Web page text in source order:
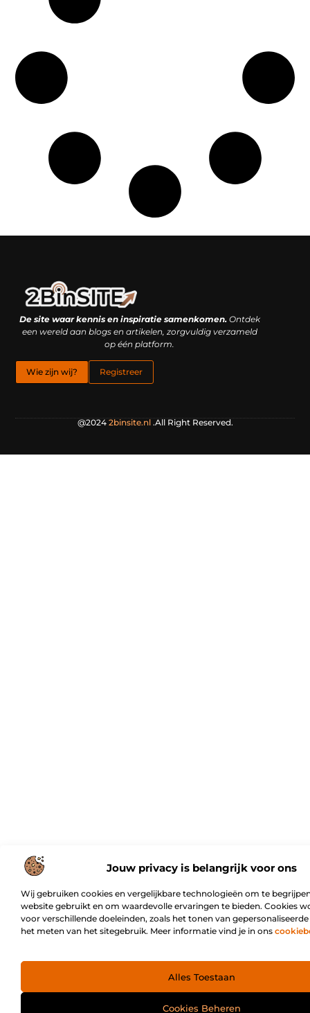
Jouw privacy is belangrijk voor ons
Wij gebruiken cookies en vergelijkbare technologieën om te
website gebruikt en om waardevolle ervaringen te bieden. Cookies
voor verschillende doeleinden, zoals het tonen van
het meten van het sitegebruik. Meer informatie vind je in ons
Alles Toestaan
Cookies Beheren
De site waar kennis en inspiratie samenkomen.Ontdek
een wereld aan blogs en artikelen, zorgvuldig verzameld
op één platform.
Wie zijn wij? Registreer
@2024 2binsite.nl.All Right Reserved.